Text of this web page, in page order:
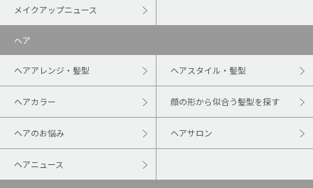
メイクアップニュース
ヘア
ヘアアレンジ・髪型 ヘアスタイル・髪型
ヘアカラー 顔の形から似合う髪型を探す
ヘアのお悩み ヘアサロン
ヘアニュース